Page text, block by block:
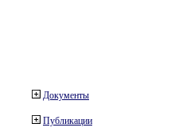
Документы
Публикации